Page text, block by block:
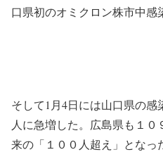
口県初のオミクロン株市中感
そして1月4日には山口県の感
人に急増した。広島県も１
来の「１００人超え」となっ